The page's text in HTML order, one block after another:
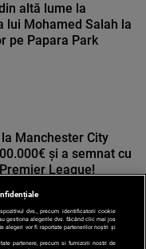
altă lume la
lui Mohamed Salah la
pe Papara Park
Manchester City
și a semnat cu
League!
dvs., precum identificatorii cookie
gestiona alegerile dvs. făcând clic mai jos
alegeri vor fi raportate partenerilor noștri și
partenere, precum si furnizorii nostri de